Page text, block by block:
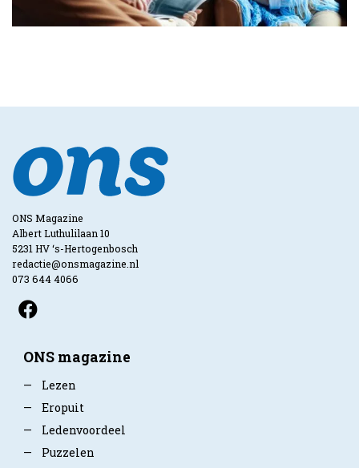
ONS Magazine
Albert Luthulilaan 10
5231 HV ‘s-Hertogenbosch
redactie@onsmagazine.nl
073 644 4066
ONS magazine
—
Lezen
—
Eropuit
—
Ledenvoordeel
—
Puzzelen